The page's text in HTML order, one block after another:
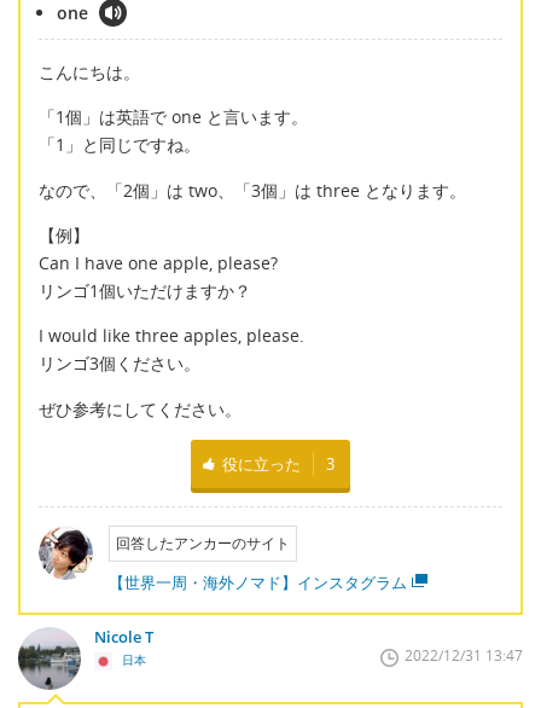
one
こんにちは。
「1個」は英語で one と言います。
「1」と同じですね。
なので、「2個」は two、「3個」は three となります。
【例】
Can I have one apple, please?
リンゴ1個いただけますか？
I would like three apples, please.
リンゴ3個ください。
ぜひ参考にしてください。
役に立った 3
回答したアンカーのサイト
【世界一周・海外ノマド】インスタグラム
Nicole T
日本 2022/12/31 13:47